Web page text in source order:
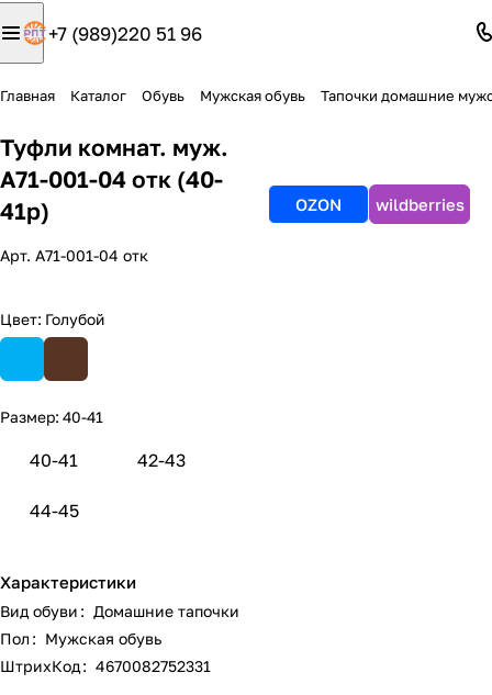
+7 (989)220 51 96
Главная Каталог Обувь Мужская обувь Тапочки домашние
Туфли комнат. муж.
А71-001-04 отк (40-
41р)
Арт. А71-001-04 отк
Цвет: Голубой
Размер: 40-41
40-41 42-43
44-45
Характеристики
Вид обуви : Домашние тапочки
Пол : Мужская обувь
ШтрихКод: 4670082752331
OZON wildberries